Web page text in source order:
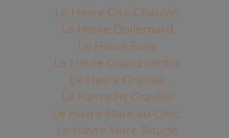
Le Havre Cité Chauvin
Le Havre Dollemard
Le Havre Eure
Le Havre Grand centre
Le Havre Graville
Le Havre Ht Graville
Le Havre Mare au Clerc
Le Havre Mare Rouge